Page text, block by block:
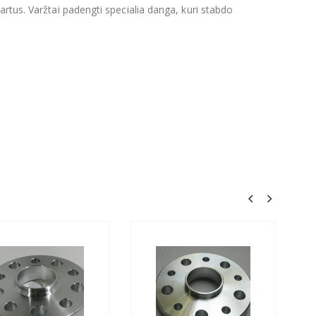
Varžtai padengti specialia danga, kuri stabdo